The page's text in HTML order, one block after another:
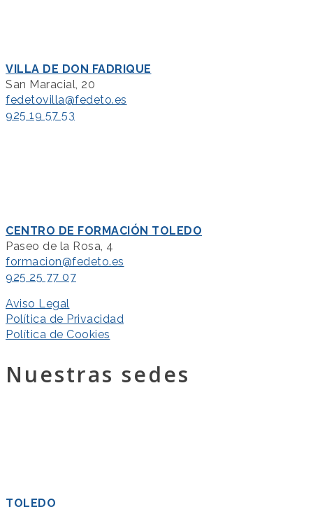
VILLA DE DON FADRIQUE
San Maracial, 20
fedetovilla@fedeto.es
925 19 57 53
CENTRO DE FORMACIÓN TOLEDO
Paseo de la Rosa, 4
formacion@fedeto.es
925 25 77 07
Aviso Legal
Política de Privacidad
Política de Cookies
Nuestras sedes
TOLEDO